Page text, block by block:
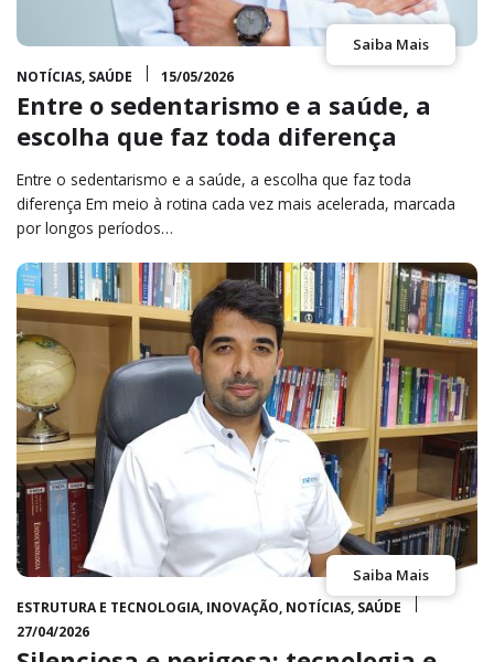
Saiba Mais
NOTÍCIAS, SAÚDE 15/05/2026
Entre o sedentarismo e a saúde, a
escolha que faz toda diferença
Entre o sedentarismo e a saúde, a escolha que faz toda
diferença Em meio à rotina cada vez mais acelerada, marcada
por longos períodos…
Saiba Mais
ESTRUTURA E TECNOLOGIA, INOVAÇÃO, NOTÍCIAS, SAÚDE
27/04/2026